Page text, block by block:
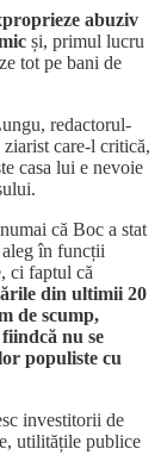
abuziv
și, primul lucru
tot pe bani de
redactorul-
care-l critică,
casa lui e nevoie
că Boc a stat
în funcții
ci faptul că
din ultimii 20
de scump,
nu se
populiste cu
investitorii de
utilitățile publice